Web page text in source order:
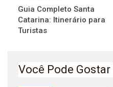
Guia Completo Santa
Catarina: Itinerário para
Turistas
Você Pode Gostar